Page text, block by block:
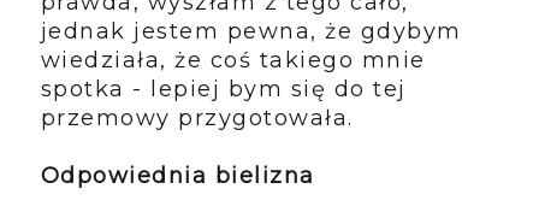
jednak jestem pewna, że gdybym
wiedziała, że coś takiego mnie
spotka - lepiej bym się do tej
przemowy przygotowała.
Odpowiednia bielizna